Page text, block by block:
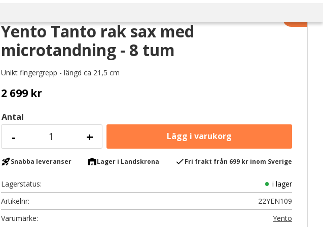
Yento Tanto rak sax med
microtandning - 8 tum
Unikt fingergrepp - längd ca 21,5 cm
2 699kr
Antal
+
-
Lägg
rocket_launchSnabba leveranser warehouseLager i Landskrona checkFri frakt från 699 kr inom Sverige
Lagerstatus
i lager
Artikelnr
22YEN109
Yento